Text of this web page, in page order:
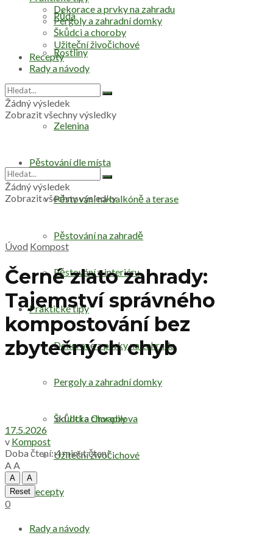
Půda
Rostliny
Zelenina
Pěstování dle místa
Pěstování na balkóně a terase
Pěstování na zahradě
Pěstování v interiéru
Praktické tipy
Dekorace a prvky na zahradu
Pergoly a zahradní domky
Škůdci a choroby
Užiteční živočichové
Recepty
Rady a návody
Dekorace a prvky na zahradu
Pergoly a zahradní domky
Škůdci a choroby
Užiteční živočichové
Recepty
Rady a návody
Žádný výsledek
Zobrazit všechny výsledky
Žádný výsledek
Zobrazit všechny výsledky
Úvod Kompost
Černé zlato zahrady:
Tajemství správného
kompostování bez
zbytečných chyb
odJitka Chvapilova
17.5.2026
v Kompost
Doba čtení: 4 minut čtení
AA
A
A
Reset
0